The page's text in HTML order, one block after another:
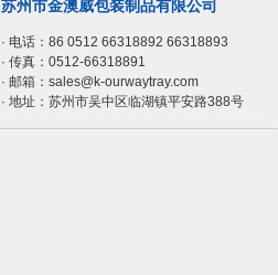
苏州市金澳威包装制品有限公司
· 电话：86 0512 66318892 66318893
· 传真：0512-66318891
· 邮箱： sales@k-ourwaytray.com
· 地址：苏州市吴中区临湖镇平安路388号